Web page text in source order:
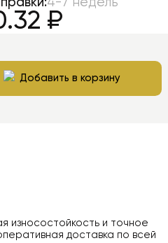
₽
Добавить в корзину
износостойкость и точное
доставка по всей